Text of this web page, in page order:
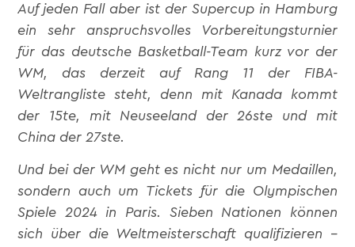
Auf jeden Fall aber ist der Supercup in Hamburg
ein sehr anspruchsvolles Vorbereitungsturnier
für das deutsche Basketball-Team kurz vor der
WM, das derzeit auf Rang 11 der FIBA-
Weltrangliste steht, denn mit Kanada kommt
der 15te, mit Neuseeland der 26ste und mit
China der 27ste.
Und bei der WM geht es nicht nur um Medaillen,
sondern auch um Tickets für die Olympischen
Spiele 2024 in Paris. Sieben Nationen können
sich über die Weltmeisterschaft qualifizieren –